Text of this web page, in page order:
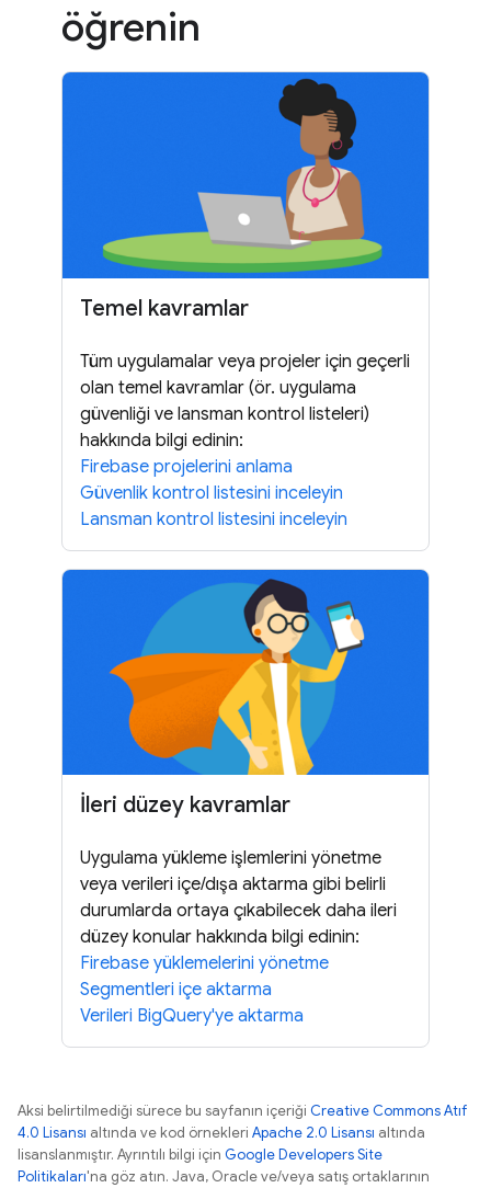
öğrenin
Temel kavramlar
Tüm uygulamalar veya projeler için geçerli
olan temel kavramlar (ör. uygulama
güvenliği ve lansman kontrol listeleri)
hakkında bilgi edinin:
Firebase projelerini anlama
Güvenlik kontrol listesini inceleyin
Lansman kontrol listesini inceleyin
İleri düzey kavramlar
Uygulama yükleme işlemlerini yönetme
veya verileri içe/dışa aktarma gibi belirli
durumlarda ortaya çıkabilecek daha ileri
düzey konular hakkında bilgi edinin:
Firebase yüklemelerini yönetme
Segmentleri içe aktarma
Verileri BigQuery'ye aktarma
Aksi belirtilmediği sürece bu sayfanın içeriği Creative Commons Atıf
4.0 Lisansı altında ve kod örnekleri Apache 2.0 Lisansı altında
lisanslanmıştır. Ayrıntılı bilgi için Google Developers Site
Politikaları'na göz atın. Java, Oracle ve/veya satış ortaklarının